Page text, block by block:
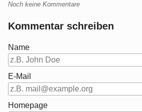
Noch keine Kommentare
Kommentar schreiben
Name
E-Mail
Homepage